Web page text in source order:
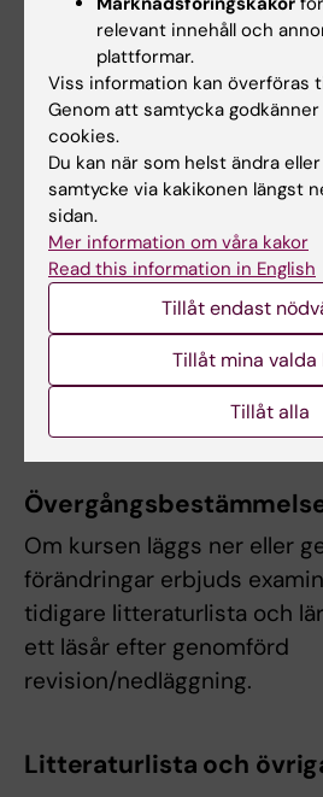
examinationstillfälle.
Om det föreligger särskilda
anpassning för student med
funktionsnedsättning, får
beslut om att frångå
om examinationsform, antal
examinationstillfällen,
komplettering eller
obligatoriska
Innehåll och lärandemål
förväntade färdigheter,
förmågor får inte ändras,
Om kursen läggs ner eller
förändringar erbjuds
tidigare litteraturlista och
ett läsår efter genomförd
revision/nedläggning.
Litteraturlista och
relevant innehåll och
plattformar.
Viss information kan överföras
Genom att samtycka
cookies.
Du kan när som helst ändra
samtycke via kakikonen längst
sidan.
Mer information om våra kakor
Read this information in English
Tillåt endast
Tillåt mina valda
Tillåt alla